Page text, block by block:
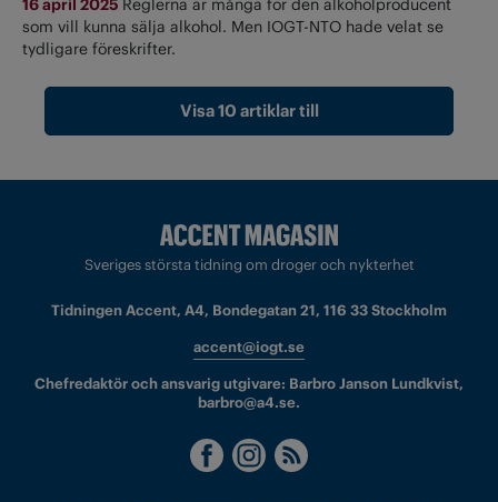
16 april 2025 Reglerna är många för den alkoholproducent
som vill kunna sälja alkohol. Men IOGT-NTO hade velat se
tydligare föreskrifter.
Visa 10 artiklar till
Sveriges största tidning om droger och nykterhet
Tidningen Accent, A4, Bondegatan 21, 116 33 Stockholm
accent@iogt.se
Chefredaktör och ansvarig utgivare: Barbro Janson Lundkvist,
barbro@a4.se.